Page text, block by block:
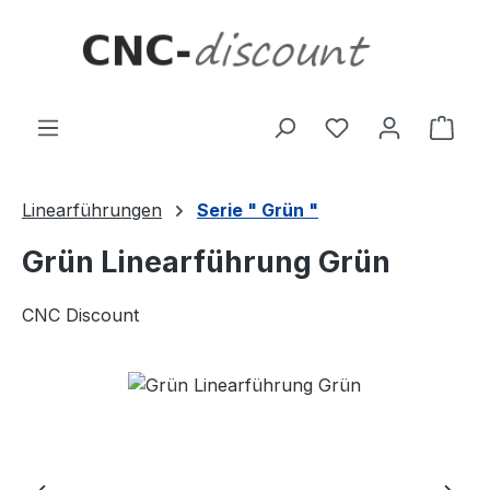
Linearführungen Serie " Grün "
Grün Linearführung Grün
CNC Discount
Bildergalerie überspringen